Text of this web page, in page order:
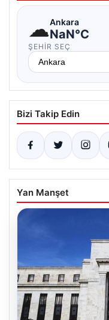
☁Ankara
NaN°C
ŞEHIR SEÇ
Bizi Takip Edin
Yan Manşet